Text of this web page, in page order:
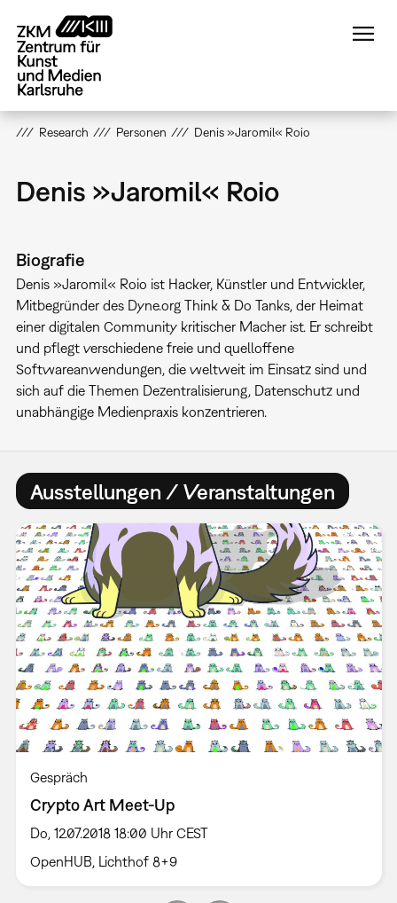
zum
Inhalt
Research Personen Denis »Jaromil« Roio
Denis »Jaromil« Roio
Biografie
Denis »Jaromil« Roio ist Hacker, Künstler und Entwickler,
Mitbegründer des Dyne.org Think & Do Tanks, der Heimat
einer digitalen Community kritischer Macher ist. Er schreibt
und pflegt verschiedene freie und quelloffene
Softwareanwendungen, die weltweit im Einsatz sind und
sich auf die Themen Dezentralisierung, Datenschutz und
unabhängige Medienpraxis konzentrieren.
Ausstellungen / Veranstaltungen
Gespräch
Crypto Art Meet-Up
Do, 12.07.2018 18:00 Uhr CEST
OpenHUB, Lichthof 8+9